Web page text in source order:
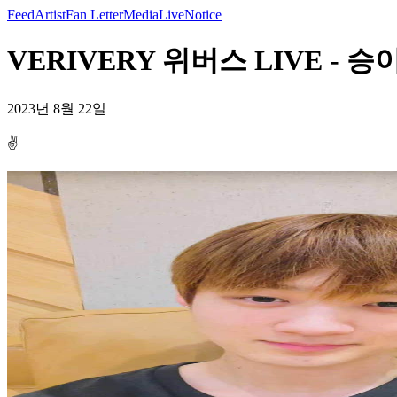
FeedArtistFan LetterMediaLiveNotice
VERIVERY 위버스 LIVE - 승
2023년 8월 22일
✌️